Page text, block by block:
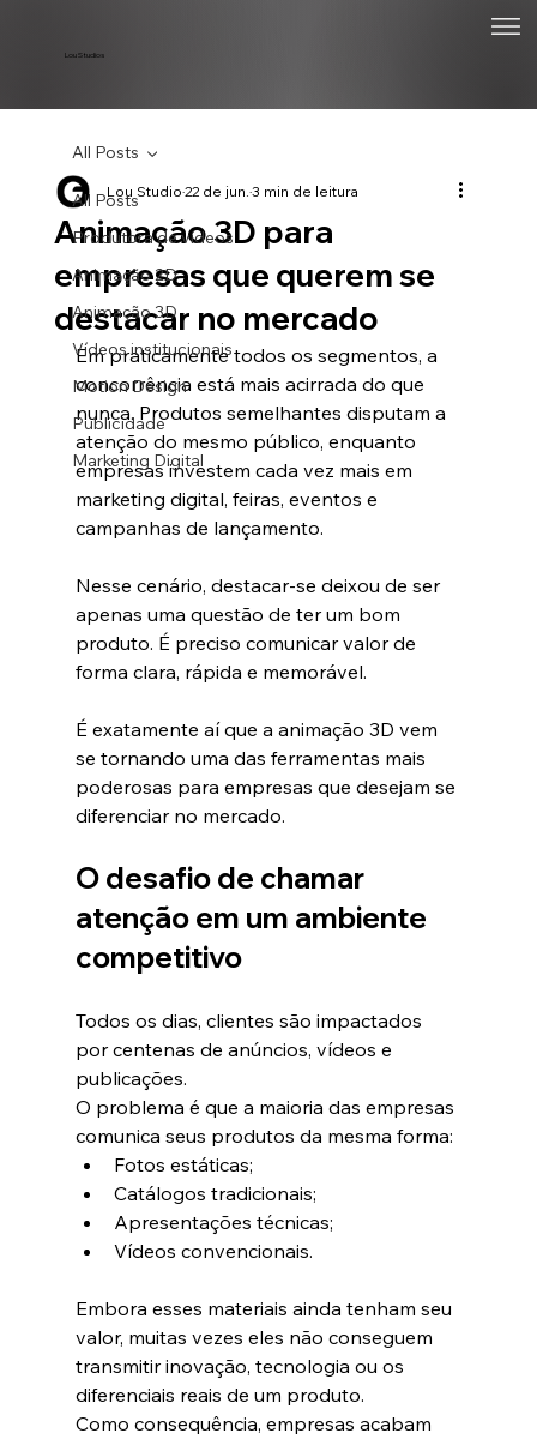
Lou Studios
All Posts
Produtora de vídeos
Animação 2D
Animação 3D
Vídeos institucionais
Motion Design
Publicidade
Marketing Digital
All Posts
Animação 3D para
empresas que querem se
destacar no mercado
Lou Studio22 de jun.3 min de leitura
Em praticamente todos os segmentos, a
concorrência está mais acirrada do que
nunca. Produtos semelhantes disputam a
atenção do mesmo público, enquanto
empresas investem cada vez mais em
marketing digital, feiras, eventos e
campanhas de lançamento.
Nesse cenário, destacar-se deixou de ser
apenas uma questão de ter um bom
produto. É preciso comunicar valor de
forma clara, rápida e memorável.
É exatamente aí que a animação 3D vem
se tornando uma das ferramentas mais
poderosas para empresas que desejam se
diferenciar no mercado.
O desafio de chamar
atenção em um ambiente
competitivo
Todos os dias, clientes são impactados
por centenas de anúncios, vídeos e
publicações.
O problema é que a maioria das empresas
comunica seus produtos da mesma forma:
Fotos estáticas;
Catálogos tradicionais;
Apresentações técnicas;
Vídeos convencionais.
Embora esses materiais ainda tenham seu
valor, muitas vezes eles não conseguem
transmitir inovação, tecnologia ou os
diferenciais reais de um produto.
Como consequência, empresas acabam